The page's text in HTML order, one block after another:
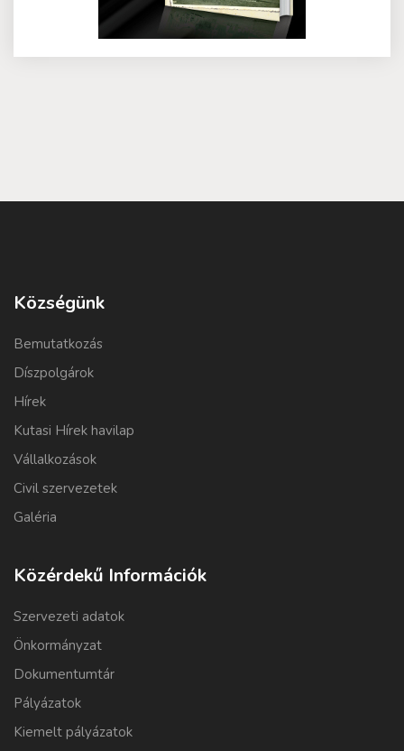
Községünk
Bemutatkozás
Díszpolgárok
Hírek
Kutasi Hírek havilap
Vállalkozások
Civil szervezetek
Galéria
Közérdekű Információk
Szervezeti adatok
Önkormányzat
Dokumentumtár
Pályázatok
Kiemelt pályázatok